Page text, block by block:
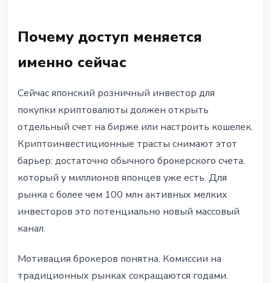
Почему доступ меняется
именно сейчас
Сейчас японский розничный инвестор для
покупки криптовалюты должен открыть
отдельный счет на бирже или настроить кошелек.
Криптоинвестиционные трасты снимают этот
барьер: достаточно обычного брокерского счета,
который у миллионов японцев уже есть. Для
рынка с более чем 100 млн активных мелких
инвесторов это потенциально новый массовый
канал.
Мотивация брокеров понятна. Комиссии на
традиционных рынках сокращаются годами.